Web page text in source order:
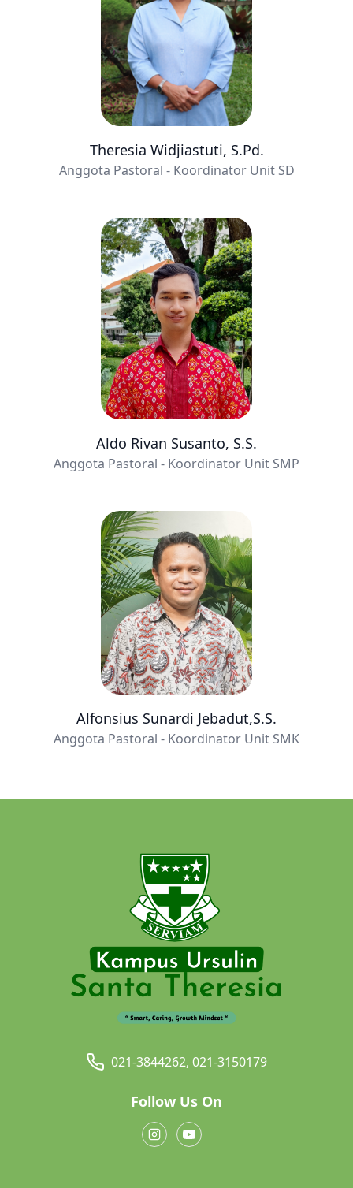
Theresia Widjiastuti, S.Pd.
Anggota Pastoral - Koordinator Unit SD
Aldo Rivan Susanto, S.S.
Anggota Pastoral - Koordinator Unit SMP
Alfonsius Sunardi Jebadut,S.S.
Anggota Pastoral - Koordinator Unit SMK
021-3844262, 021-3150179
Follow Us On